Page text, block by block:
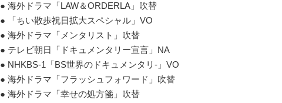
● 海外ドラマ「LAW＆ORDERLA」吹替
● 「ちい散歩祝日拡大スペシャル」VO
● 海外ドラマ「メンタリスト」吹替
● テレビ朝日「ドキュメンタリー宣言」NA
● NHKBS-1「BS世界のドキュメンタリ-」VO
● 海外ドラマ「フラッシュフォワード」吹替
● 海外ドラマ「幸せの処方箋」吹替